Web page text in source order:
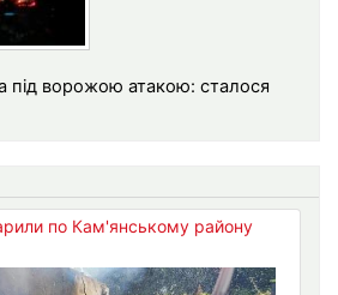
під ворожою атакою: сталося
по Кам'янському району